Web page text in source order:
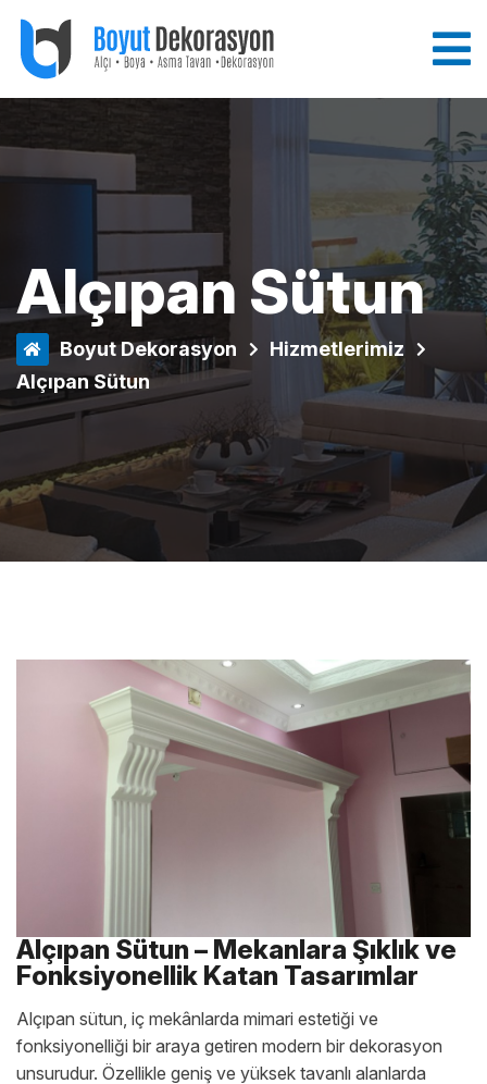
Alçıpan Sütun
Boyut Dekorasyon
Hizmetlerimiz
Alçıpan Sütun
Alçıpan Sütun – Mekanlara Şıklık ve
Fonksiyonellik Katan Tasarımlar
Alçıpan sütun, iç mekânlarda mimari estetiği ve
fonksiyonelliği bir araya getiren modern bir dekorasyon
unsurudur. Özellikle geniş ve yüksek tavanlı alanlarda